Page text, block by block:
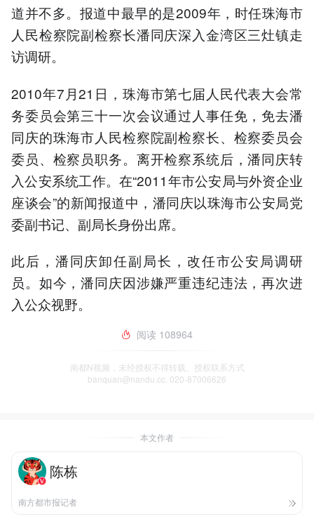
道并不多。报道中最早的是2009年，时任珠海市
人民检察院副检察长潘同庆深入金湾区三灶镇走
访调研。
2010年7月21日，珠海市第七届人民代表大会常
务委员会第三十一次会议通过人事任免，免去潘
同庆的珠海市人民检察院副检察长、检察委员会
委员、检察员职务。离开检察系统后，潘同庆转
入公安系统工作。在“2011年市公安局与外资企业
座谈会”的新闻报道中，潘同庆以珠海市公安局党
委副书记、副局长身份出席。
此后，潘同庆卸任副局长，改任市公安局调研
员。如今，潘同庆因涉嫌严重违纪违法，再次进
入公众视野。
阅读 108964
南都N视频，未经授权不得转载、授权联系方式
banquan@nandu.cc. 020-87006626
本文作者
陈栋
南方都市报记者